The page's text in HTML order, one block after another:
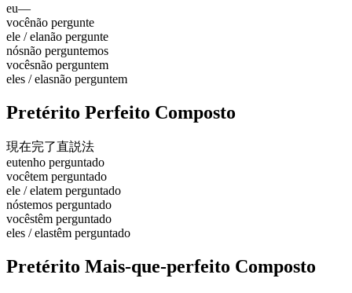
eu—
vocênão pergunte
ele / elanão pergunte
nósnão perguntemos
vocêsnão perguntem
eles / elasnão perguntem
Pretérito Perfeito Composto
現在完了直説法
eutenho perguntado
vocêtem perguntado
ele / elatem perguntado
nóstemos perguntado
vocêstêm perguntado
eles / elastêm perguntado
Pretérito Mais-que-perfeito Composto